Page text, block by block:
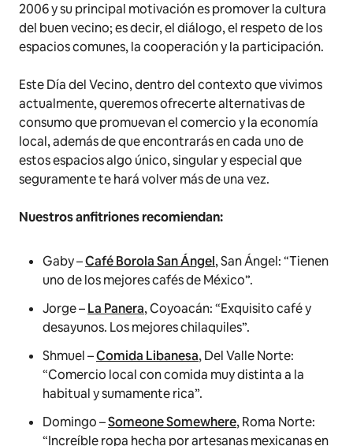
2006 y su principal motivación es promover la cultura
del buen vecino; es decir, el diálogo, el respeto de los
espacios comunes, la cooperación y la participación.
Este Día del Vecino, dentro del contexto que vivimos
actualmente, queremos ofrecerte alternativas de
consumo que promuevan el comercio y la economía
local, además de que encontrarás en cada uno de
estos espacios algo único, singular y especial que
seguramente te hará volver más de una vez.
Nuestros anfitriones recomiendan:
Gaby –Café Borola San Ángel, San Ángel: “Tienen
uno de los mejores cafés de México”.
Jorge –La Panera, Coyoacán: “Exquisito café y
desayunos. Los mejores chilaquiles”.
Shmuel –Comida Libanesa, Del Valle Norte:
“Comercio local con comida muy distinta a la
habitual y sumamente rica”.
Domingo –Someone Somewhere, Roma Norte:
“Increíble ropa hecha por artesanas mexicanas en